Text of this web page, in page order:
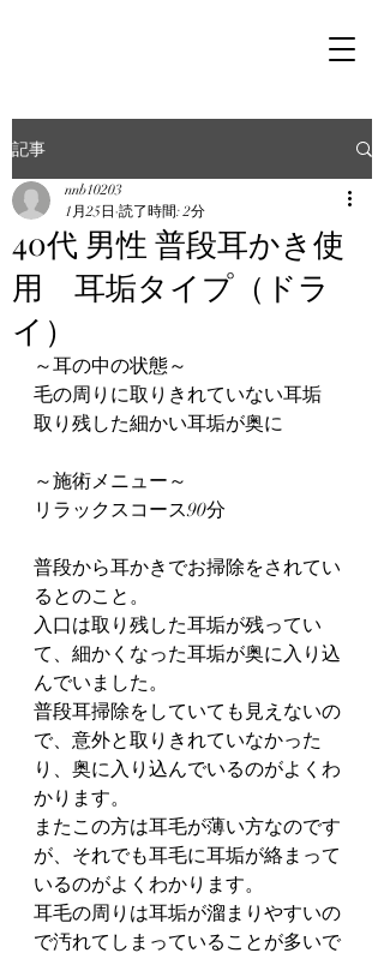
記事
40代 男性 普段耳かき使
用 耳垢タイプ（ドラ
イ）
nnb10203
1月25日 読了時間: 2分
～耳の中の状態～
毛の周りに取りきれていない耳垢
取り残した細かい耳垢が奥に
～施術メニュー～
リラックスコース90分
普段から耳かきでお掃除をされてい
るとのこと。
入口は取り残した耳垢が残ってい
て、細かくなった耳垢が奥に入り込
んでいました。
普段耳掃除をしていても見えないの
で、意外と取りきれていなかった
り、奥に入り込んでいるのがよくわ
かります。
またこの方は耳毛が薄い方なのです
が、それでも耳毛に耳垢が絡まって
いるのがよくわかります。
耳毛の周りは耳垢が溜まりやすいの
で汚れてしまっていることが多いで